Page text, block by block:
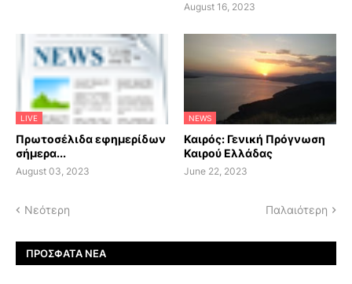
August 16, 2023
LIVE
Πρωτοσέλιδα εφημερίδων
σήμερα...
August 03, 2023
NEWS
Καιρός: Γενική Πρόγνωση
Καιρού Ελλάδας
June 22, 2023
Νεότερη Παλαιότερη
ΠΡΌΣΦΑΤΑ ΝΈΑ